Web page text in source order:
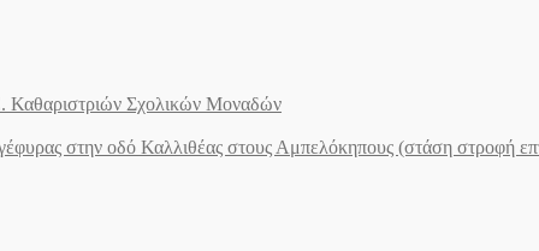
Καθαριστριών Σχολικών Μοναδών
στην οδό Καλλιθέας στους Αμπελόκηπους (στάση στροφή